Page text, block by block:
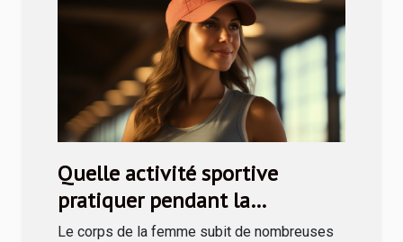
Quelle activité sportive
pratiquer pendant la
grossesse ?
Le corps de la femme subit de nombreuses